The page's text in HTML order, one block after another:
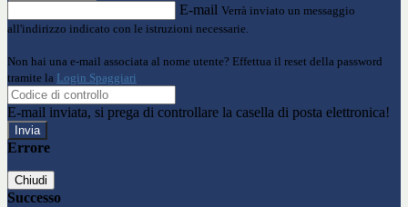
E-mail Verrà inviato un messaggio
all'indirizzo indicato con le istruzioni necessarie.
Non hai una e-mail associata al nome utente? Effettua il reset della password
tramite la Login Spaggiari
E-mail inviata, si prega di controllare la casella di posta elettronica!
Errore
Chiudi
Successo